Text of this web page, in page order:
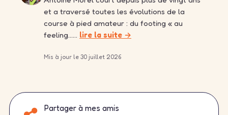
et a traversé toutes les évolutions de la
course à pied amateur : du footing « au
feeling…… lire la suite →
Mis à jour le 30 juillet 2026
Partager à mes amis